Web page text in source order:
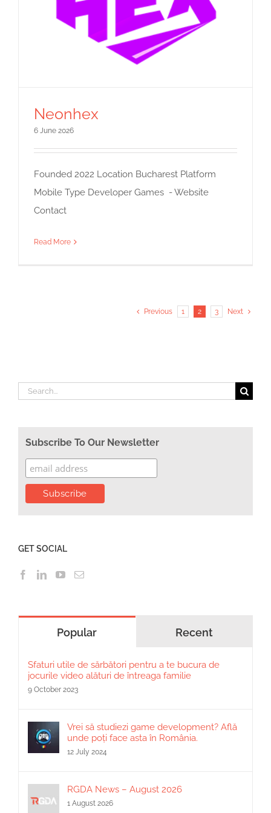
Neonhex
6 June 2026
Founded 2022 Location Bucharest Platform
Mobile Type Developer Games - Website
Contact
Read More
Previous 1 2 3 Next
Search
Subscribe To Our Newsletter
GET SOCIAL
Popular Recent
Sfaturi utile de sărbători pentru a te bucura de
jocurile video alături de întreaga familie
9 October 2023
Vrei să studiezi game development? Află
unde poți face asta în România.
12 July 2024
RGDA News – August 2026
1 August 2026